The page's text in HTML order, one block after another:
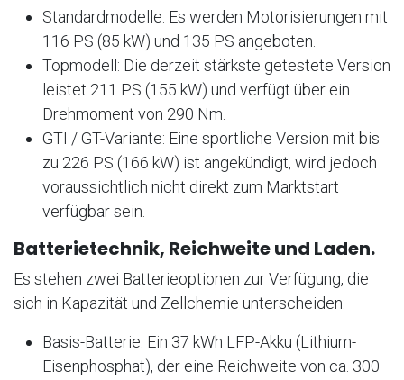
Standardmodelle: Es werden Motorisierungen mit
116 PS (85 kW) und 135 PS angeboten.
Topmodell: Die derzeit stärkste getestete Version
leistet 211 PS (155 kW) und verfügt über ein
Drehmoment von 290 Nm.
GTI / GT-Variante: Eine sportliche Version mit bis
zu 226 PS (166 kW) ist angekündigt, wird jedoch
voraussichtlich nicht direkt zum Marktstart
verfügbar sein.
Batterietechnik, Reichweite und Laden.
Es stehen zwei Batterieoptionen zur Verfügung, die
sich in Kapazität und Zellchemie unterscheiden:
Basis-Batterie: Ein 37 kWh LFP-Akku (Lithium-
Eisenphosphat), der eine Reichweite von ca. 300